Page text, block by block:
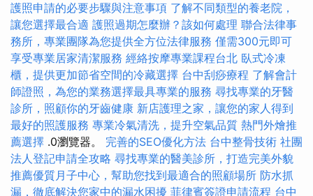
護照申請的必要步驟與注意事項 了解不同類型的養老院，
讓您選擇最合適 護照過期怎麼辦？該如何處理 聯合法律事
務所，專業團隊為您提供全方位法律服務 僅需300元即可
享受專業居家清潔服務 經絡按摩專業課程台北 臥式冷凍
櫃，提供更加節省空間的冷藏選擇 台中刮痧療程 了解會計
師證照，為您的業務選擇最具專業的服務 尋找專業的牙醫
診所，照顧你的牙齒健康 新店護理之家，讓您的家人得到
最好的照護服務 專業冷氣清洗，提升空氣品質 熱門外燴推
薦選擇 .0瀏覽器。 完善的SEO優化方法 台中整骨技術 社團
法人登記申請全攻略 尋找專業的醫美診所，打造完美外貌
推薦優質月子中心，幫助您找到最適合的照顧場所 防水抓
漏，徹底解決您家中的漏水困擾 菲律賓簽證申請流程 台中